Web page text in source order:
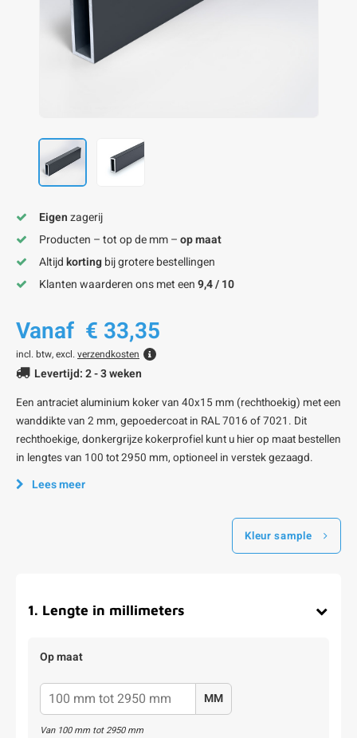
alu kokerprofielen
alu buisprofielen
alu hoeklijnen
alu L-lijnen
alu U-strips
alu platstaf profielen
Eigenzagerij
Producten – tot op de mm –op maat
Altijdkortingbij grotere bestellingen
Klanten waarderen ons met een9,4 / 10
Vanaf € 33,35
incl. btw, excl. verzendkosten
Levertijd: 2 - 3 weken
Een antraciet aluminium koker van 40x15 mm (rechthoekig) met een
wanddikte van 2 mm, gepoedercoat in RAL 7016 of 7021. Dit
rechthoekige, donkergrijze kokerprofiel kunt u hier op maat bestellen
in lengtes van 100 tot 2950 mm, optioneel in verstek gezaagd.
Lees meer
Kleur sample
1. Lengte in millimeters
Op maat
MM
Van 100mm tot2950mm